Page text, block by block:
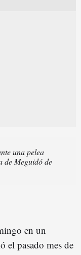
una pelea
de Meguidó de
en un
el pasado mes de